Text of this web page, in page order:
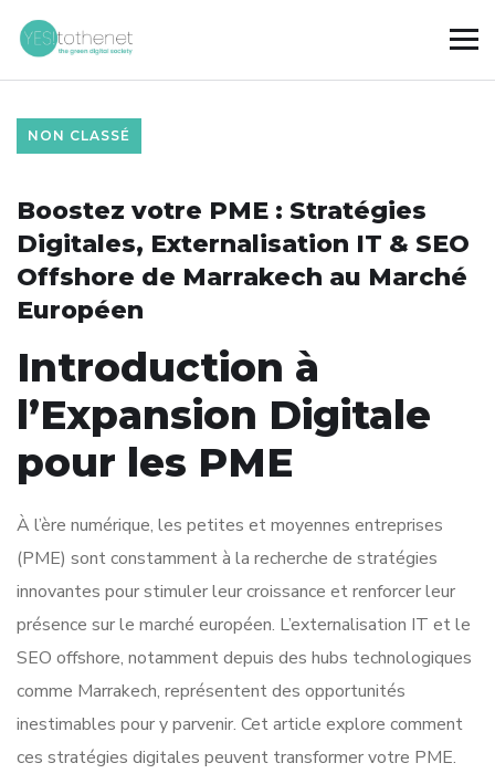
NON CLASSÉ
Boostez votre PME : Stratégies
Digitales, Externalisation IT & SEO
Offshore de Marrakech au Marché
Européen
Introduction à
l’Expansion Digitale
pour les PME
À l’ère numérique, les petites et moyennes entreprises
(PME) sont constamment à la recherche de stratégies
innovantes pour stimuler leur croissance et renforcer leur
présence sur le marché européen. L’externalisation IT et le
SEO offshore, notamment depuis des hubs technologiques
comme Marrakech, représentent des opportunités
inestimables pour y parvenir. Cet article explore comment
ces stratégies digitales peuvent transformer votre PME.